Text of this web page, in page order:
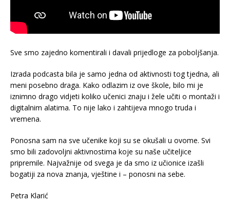
Sve smo zajedno komentirali i davali prijedloge za poboljšanja.
Izrada podcasta bila je samo jedna od aktivnosti tog tjedna, ali
meni posebno draga. Kako odlazim iz ove škole, bilo mi je
iznimno drago vidjeti koliko učenici znaju i žele učiti o montaži i
digitalnim alatima. To nije lako i zahtijeva mnogo truda i
vremena.
Ponosna sam na sve učenike koji su se okušali u ovome. Svi
smo bili zadovoljni aktivnostima koje su naše učiteljice
pripremile. Najvažnije od svega je da smo iz učionice izašli
bogatiji za nova znanja, vještine i – ponosni na sebe.
Petra Klarić